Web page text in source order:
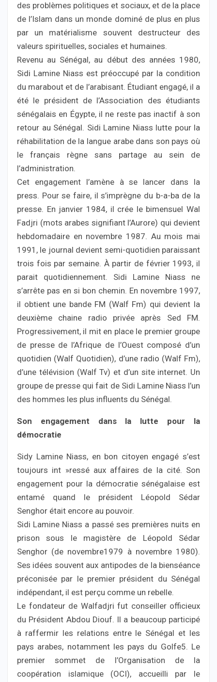
des problèmes politiques et sociaux, et de la place
de l’Islam dans un monde dominé de plus en plus
par un matérialisme souvent destructeur des
valeurs spirituelles, sociales et humaines.
Revenu au Sénégal, au début des années 1980,
Sidi Lamine Niass est préoccupé par la condition
du marabout et de l’arabisant. Étudiant engagé, il a
été le président de l’Association des étudiants
sénégalais en Égypte, il ne reste pas inactif à son
retour au Sénégal. Sidi Lamine Niass lutte pour la
réhabilitation de la langue arabe dans son pays où
le français règne sans partage au sein de
l’administration.
Cet engagement l’amène à se lancer dans la
press. Pour se faire, il s’imprègne du b-a-ba de la
presse. En janvier 1984, il crée le bimensuel Wal
Fadjri (mots arabes signifiant l’Aurore) qui devient
hebdomadaire en novembre 1987. Au mois mai
1991, le journal devient semi-quotidien paraissant
trois fois par semaine. À partir de février 1993, il
parait quotidiennement. Sidi Lamine Niass ne
s’arrête pas en si bon chemin. En novembre 1997,
il obtient une bande FM (Walf Fm) qui devient la
deuxième chaine radio privée après Sed FM.
Progressivement, il mit en place le premier groupe
de presse de l’Afrique de l’Ouest composé d’un
quotidien (Walf Quotidien), d’une radio (Walf Fm),
d’une télévision (Walf Tv) et d’un site internet. Un
groupe de presse qui fait de Sidi Lamine Niass l’un
des hommes les plus influents du Sénégal.
Son engagement dans la lutte pour la
démocratie
Sidy Lamine Niass, en bon citoyen engagé s’est
toujours int »ressé aux affaires de la cité. Son
engagement pour la démocratie sénégalaise est
entamé quand le président Léopold Sédar
Senghor était encore au pouvoir.
Sidi Lamine Niass a passé ses premières nuits en
prison sous le magistère de Léopold Sédar
Senghor (de novembre1979 à novembre 1980).
Ses idées souvent aux antipodes de la bienséance
préconisée par le premier président du Sénégal
indépendant, il est perçu comme un rebelle.
Le fondateur de Walfadjri fut conseiller officieux
du Président Abdou Diouf. Il a beaucoup participé
à raffermir les relations entre le Sénégal et les
pays arabes, notamment les pays du Golfe5. Le
premier sommet de l’Organisation de la
coopération islamique (OCI), accueilli par le